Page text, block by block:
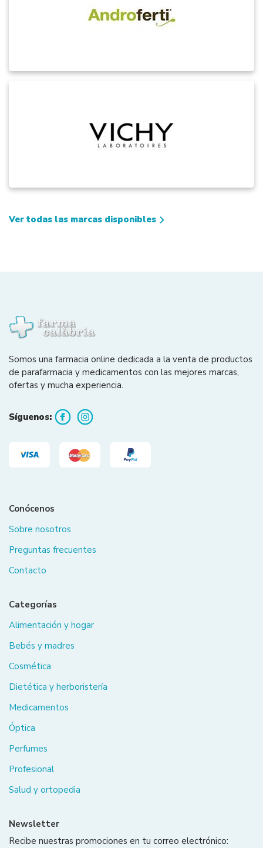
Ver todas las marcas disponibles
Somos una farmacia online dedicada a la venta de productos
de parafarmacia y medicamentos con las mejores marcas,
ofertas y mucha experiencia.
Síguenos:
Conócenos
Sobre nosotros
Preguntas frecuentes
Contacto
Categorías
Alimentación y hogar
Bebés y madres
Cosmética
Dietética y herboristería
Medicamentos
Óptica
Perfumes
Profesional
Salud y ortopedia
Newsletter
Recibe nuestras promociones en tu correo electrónico: